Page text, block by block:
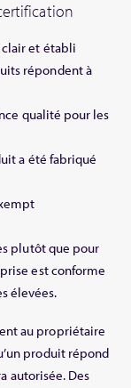
clair et établi
répondent à
qualité pour les
a été fabriqué
plutôt que pour
est conforme
élevées.
au propriétaire
produit répond
autorisée. Des